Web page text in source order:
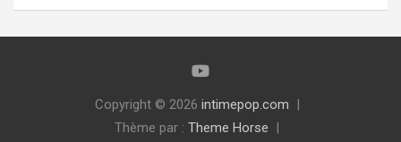
Copyright © 2026 intimepop.com
Thème par : Theme Horse